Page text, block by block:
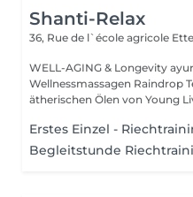
Shanti-Relax
36, Rue de l`école agricole
WELL-AGING & Longevity ayurvedische und indische
Wellnessmassagen Raindrop
ätherischen Ölen von Young
Erstes Einzel -
Begleitstunde